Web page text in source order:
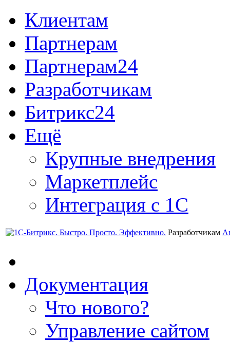
Клиентам
Партнерам
Партнерам24
Разработчикам
Битрикс24
Ещё
Крупные внедрения
Маркетплейс
Интеграция с 1С
Разработчикам
Документация
Что нового?
Управление сайтом